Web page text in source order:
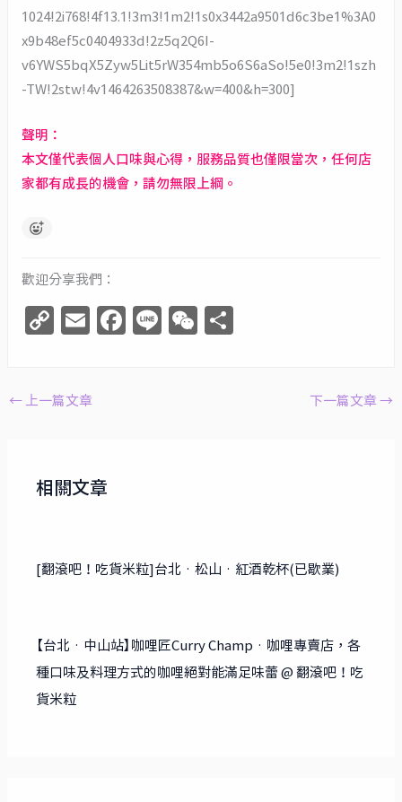
1024!2i768!4f13.1!3m3!1m2!1s0x3442a9501d6c3be1%3A0
x9b48ef5c0404933d!2z5q2Q6I-
v6YWS5bqX5Zyw5Lit5rW354mb5o6S6aSo!5e0!3m2!1szh
-TW!2stw!4v1464263508387&w=400&h=300]
聲明：
本文僅代表個人口味與心得，服務品質也僅限當次，任何店
家都有成長的機會，請勿無限上綱。
歡迎分享我們：
C
y
k
E
l
F
Li
W
← 上一篇文章 下一篇文章 →
相關文章
[翻滾吧！吃貨米粒]台北‧松山‧紅酒乾杯(已歇業)
【台北‧中山站】咖哩匠Curry Champ‧咖哩專賣店，各
種口味及料理方式的咖哩絕對能滿足味蕾 @ 翻滾吧！吃
貨米粒